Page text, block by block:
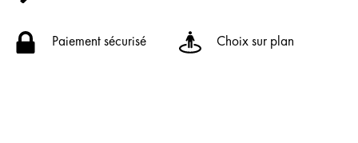
Paiement sécurisé Choix sur plan